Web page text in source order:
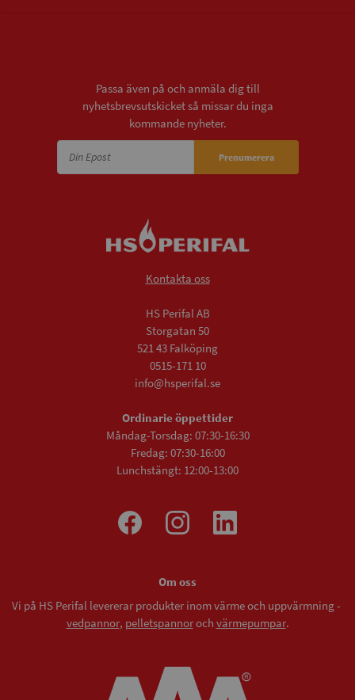
Passa även på och anmäla dig till
nyhetsbrevsutskicket så missar du inga
kommande nyheter.
Prenumerera
Kontakta oss
HS Perifal AB
Storgatan 50
521 43 Falköping
0515-171 10
info@hsperifal.se
Ordinarie öppettider
Måndag-Torsdag: 07:30-16:30
Fredag: 07:30-16:00
Lunchstängt: 12:00-13:00
Om oss
Vi på HS Perifal levererar produkter inom värme och uppvärmning -
vedpannor, pelletspannoroch värmepumpar.